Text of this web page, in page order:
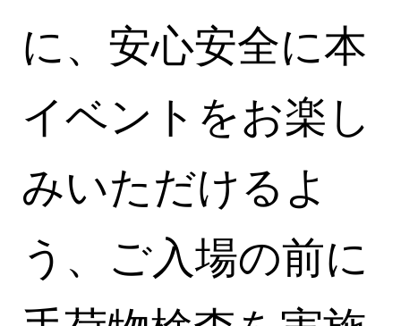
に、安心安全に本
イベントをお楽し
みいただけるよ
う、ご入場の前に